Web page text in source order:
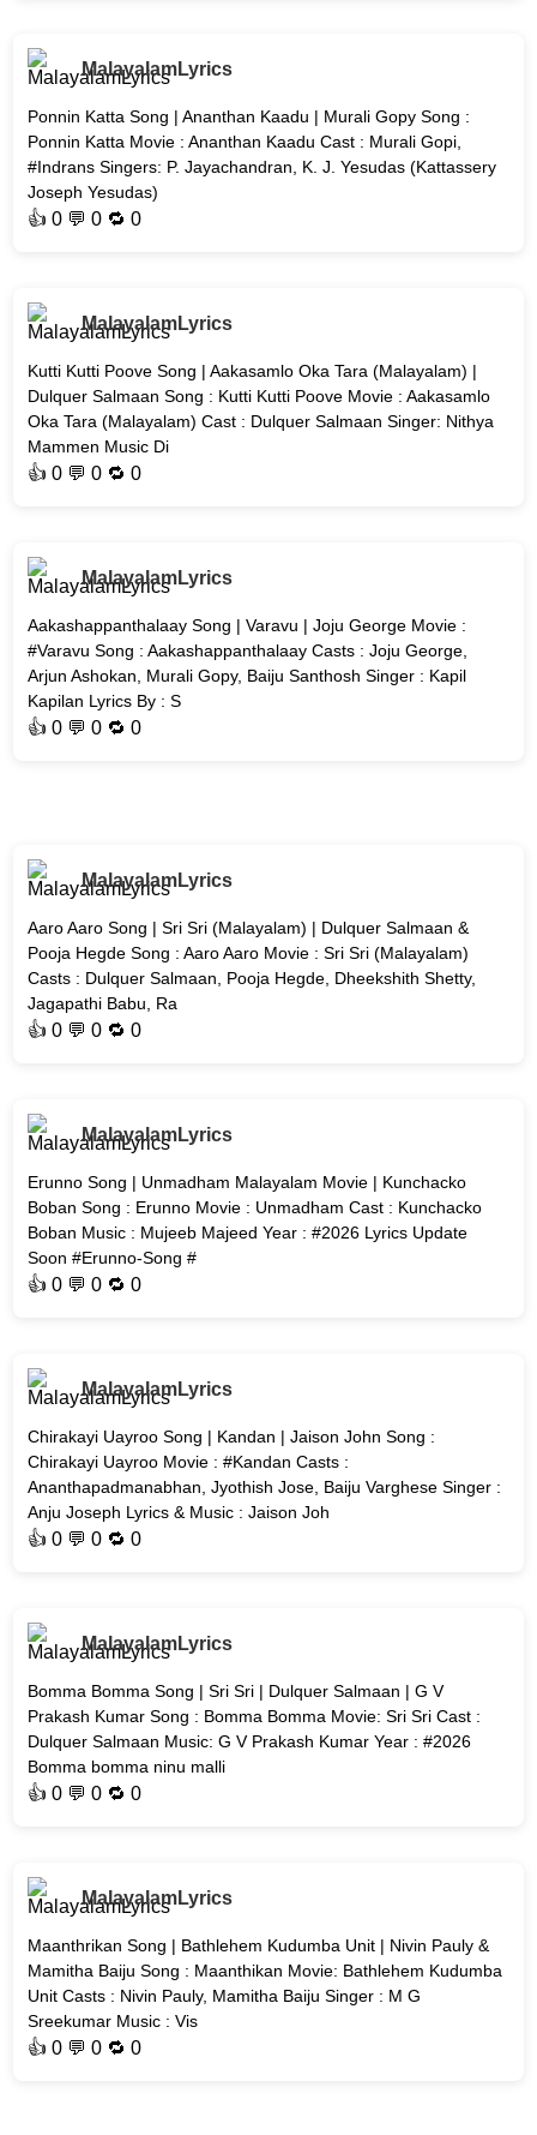
MalayalamLyrics
Ponnin Katta Song | Ananthan Kaadu | Murali Gopy Song :
Ponnin Katta Movie : Ananthan Kaadu Cast : Murali Gopi,
#Indrans Singers: P. Jayachandran, K. J. Yesudas (Kattassery
Joseph Yesudas)
👍0 💬 0 🔁0
MalayalamLyrics
Kutti Kutti Poove Song | Aakasamlo Oka Tara (Malayalam) |
Dulquer Salmaan Song : Kutti Kutti Poove Movie : Aakasamlo
Oka Tara (Malayalam) Cast : Dulquer Salmaan Singer: Nithya
Mammen Music Di
👍0 💬 0 🔁0
MalayalamLyrics
Aakashappanthalaay Song | Varavu | Joju George Movie :
#Varavu Song : Aakashappanthalaay Casts : Joju George,
Arjun Ashokan, Murali Gopy, Baiju Santhosh Singer : Kapil
Kapilan Lyrics By : S
👍0 💬 0 🔁0
MalayalamLyrics
Aaro Aaro Song | Sri Sri (Malayalam) | Dulquer Salmaan &
Pooja Hegde Song : Aaro Aaro Movie : Sri Sri (Malayalam)
Casts : Dulquer Salmaan, Pooja Hegde, Dheekshith Shetty,
Jagapathi Babu, Ra
👍0 💬 0 🔁0
MalayalamLyrics
Erunno Song | Unmadham Malayalam Movie | Kunchacko
Boban Song : Erunno Movie : Unmadham Cast : Kunchacko
Boban Music : Mujeeb Majeed Year : #2026 Lyrics Update
Soon #Erunno-Song #
👍0 💬 0 🔁0
MalayalamLyrics
Chirakayi Uayroo Song | Kandan | Jaison John Song :
Chirakayi Uayroo Movie : #Kandan Casts :
Ananthapadmanabhan, Jyothish Jose, Baiju Varghese Singer :
Anju Joseph Lyrics & Music : Jaison Joh
👍0 💬 0 🔁0
MalayalamLyrics
Bomma Bomma Song | Sri Sri | Dulquer Salmaan | G V
Prakash Kumar Song : Bomma Bomma Movie: Sri Sri Cast :
Dulquer Salmaan Music: G V Prakash Kumar Year : #2026
Bomma bomma ninu malli
👍0 💬 0 🔁0
MalayalamLyrics
Maanthrikan Song | Bathlehem Kudumba Unit | Nivin Pauly &
Mamitha Baiju Song : Maanthikan Movie: Bathlehem Kudumba
Unit Casts : Nivin Pauly, Mamitha Baiju Singer : M G
Sreekumar Music : Vis
👍0 💬 0 🔁0